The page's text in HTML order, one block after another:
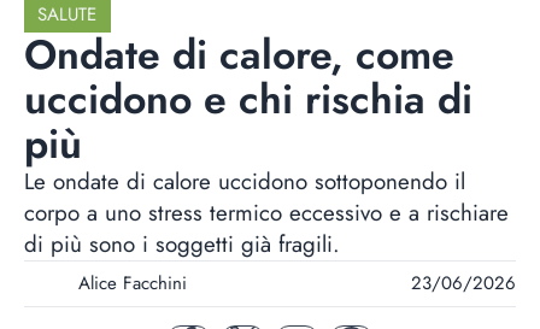
SALUTE
Ondate di calore, come
uccidono e chi rischia di
più
Le ondate di calore uccidono sottoponendo il
corpo a uno stress termico eccessivo e a rischiare
di più sono i soggetti già fragili.
Alice Facchini 23/06/2026